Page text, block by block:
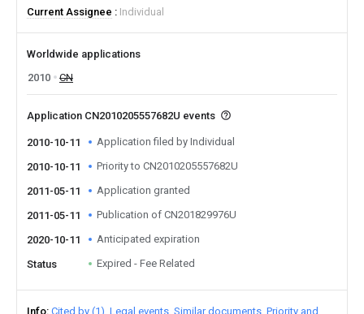
Current Assignee
Individual
Worldwide applications
2010
CN
Application CN2010205557682U events
2010-10-11 Application filed by Individual
2010-10-11 Priority to CN2010205557682U
2011-05-11 Application granted
2011-05-11 Publication of CN201829976U
2020-10-11 Anticipated expiration
Status Expired - Fee Related
Info Cited by (1) Legal events Similar documents Priority and